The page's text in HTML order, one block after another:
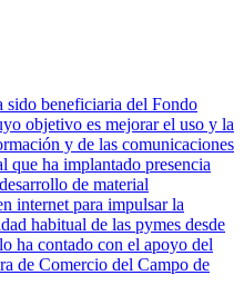
sido beneficiaria del Fondo
objetivo es mejorar el uso y la
y de las comunicaciones
que ha implantado presencia
de material
internet para impulsar la
habitual de las pymes desde
ha contado con el apoyo del
de Comercio del Campo de